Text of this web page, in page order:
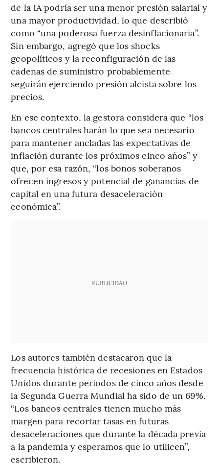
de la IA podría ser una menor presión salarial y
una mayor productividad, lo que describió
como “una poderosa fuerza desinflacionaria”.
Sin embargo, agregó que los shocks
geopolíticos y la reconfiguración de las
cadenas de suministro probablemente
seguirán ejerciendo presión alcista sobre los
precios.
En ese contexto, la gestora considera que “los
bancos centrales harán lo que sea necesario
para mantener ancladas las expectativas de
inflación durante los próximos cinco años” y
que, por esa razón, “los bonos soberanos
ofrecen ingresos y potencial de ganancias de
capital en una futura desaceleración
económica”.
PUBLICIDAD
Los autores también destacaron que la
frecuencia histórica de recesiones en Estados
Unidos durante períodos de cinco años desde
la Segunda Guerra Mundial ha sido de un 69%.
“Los bancos centrales tienen mucho más
margen para recortar tasas en futuras
desaceleraciones que durante la década previa
a la pandemia y esperamos que lo utilicen”,
escribieron.